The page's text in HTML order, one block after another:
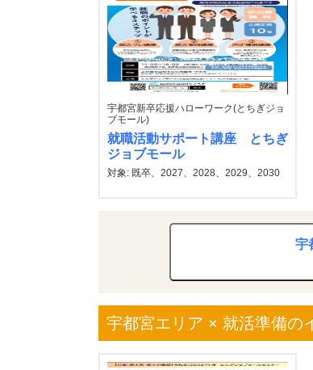
宇都宮新卒応援ハローワーク(とちぎジョ
ブモール)
就職活動サポート講座 とちぎ
ジョブモール
対象: 既卒、2027、2028、2029、2030
宇
宇都宮エリア × 就活準備の